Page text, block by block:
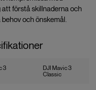
förstå skillnaderna och
och önskemål.
3
DJI Mavic 3
Classic